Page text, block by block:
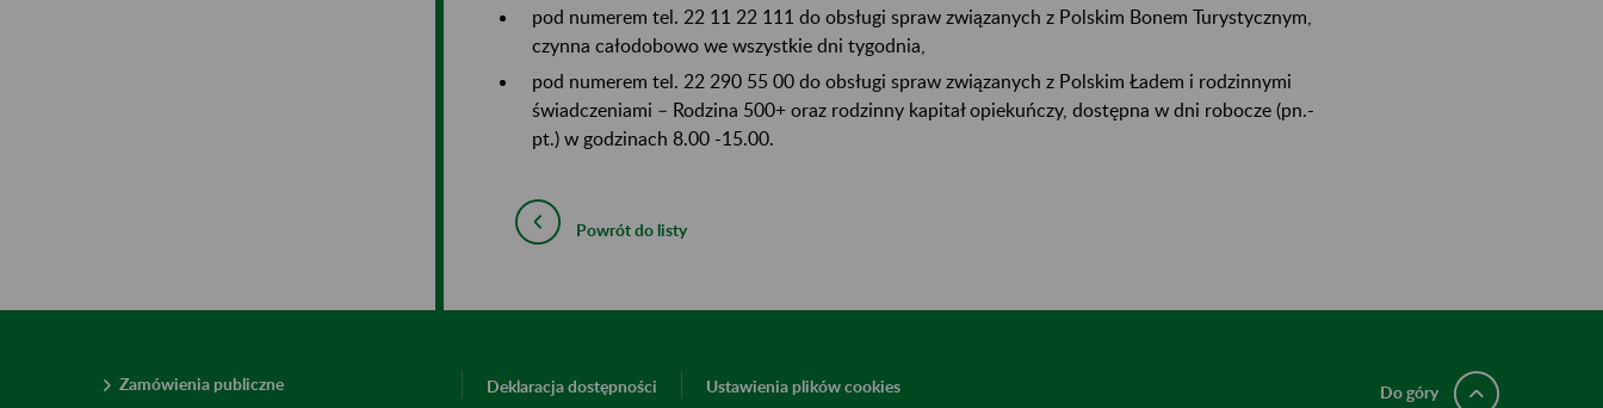
pod numerem tel. 22 11 22 111 do obsługi spraw związanych z Polskim Bonem Turystycznym,
czynna całodobowo we wszystkie dni tygodnia,
pod numerem tel. 22 290 55 00 do obsługi spraw związanych z Polskim Ładem i rodzinnymi
świadczeniami – Rodzina 500+ oraz rodzinny kapitał opiekuńczy, dostępna w dni robocze (pn.-
pt.) w godzinach 8.00 -15.00.
Powrót do listy
Zamówienia publiczne Deklaracja dostępności Ustawienia plików cookies Do góry